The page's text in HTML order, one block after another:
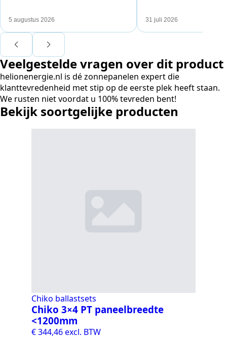
5 augustus 2026
Ook de nazorg is
capaciteitsprobleem.
aansluiting via de
betekende een fors
en hoger vastrecht. Via
bereikten we hetzelfde
kwart van die kosten,
31 juli 2026
Veelgestelde vragen over dit product
helionenergie.nl is dé zonnepanelen expert die
klanttevredenheid met stip op de eerste plek heeft staan.
We rusten niet voordat u 100% tevreden bent!
Bekijk soortgelijke producten
Chiko ballastsets
Chiko 3×4 PT paneelbreedte
<1200mm
€344,46excl. BTW